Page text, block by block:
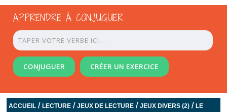
APPRENDRE À CONJUGUER
CONJUGUER CRÉER UN EXERCICE
ACCUEIL /LECTURE /JEUX DE LECTURE /JEUX DIVERS (2) /LE